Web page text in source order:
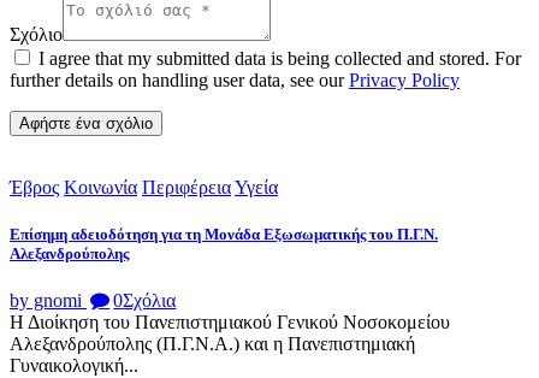
Σχόλιο
I agree that my submitted data is being collected and stored. For
further details on handling user data, see ourPrivacy Policy
Έβρος Κοινωνία ΠεριφέρειαΥγεία
Επίσημη αδειοδότηση για τη Μονάδα Εξωσωματικής του Π.Γ.Ν.
Αλεξανδρούπολης
by gnomi 0Σχόλια
Η Διοίκηση του Πανεπιστημιακού Γενικού Νοσοκομείου
Αλεξανδρούπολης (Π.Γ.Ν.Α.) και η Πανεπιστημιακή
Γυναικολογική...